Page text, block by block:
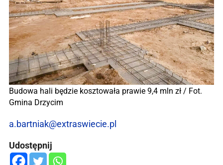
Budowa hali będzie kosztowała prawie 9,4 mln zł / Fot.
Gmina Drzycim
a.bartniak@extraswiecie.pl
Udostępnij